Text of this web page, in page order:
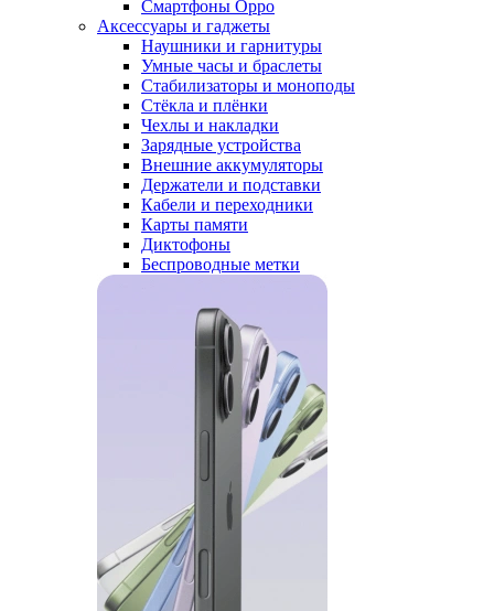
Смартфоны Oppo
Аксессуары и гаджеты
Наушники и гарнитуры
Умные часы и браслеты
Стабилизаторы и моноподы
Стёкла и плёнки
Чехлы и накладки
Зарядные устройства
Внешние аккумуляторы
Держатели и подставки
Кабели и переходники
Карты памяти
Диктофоны
Беспроводные метки